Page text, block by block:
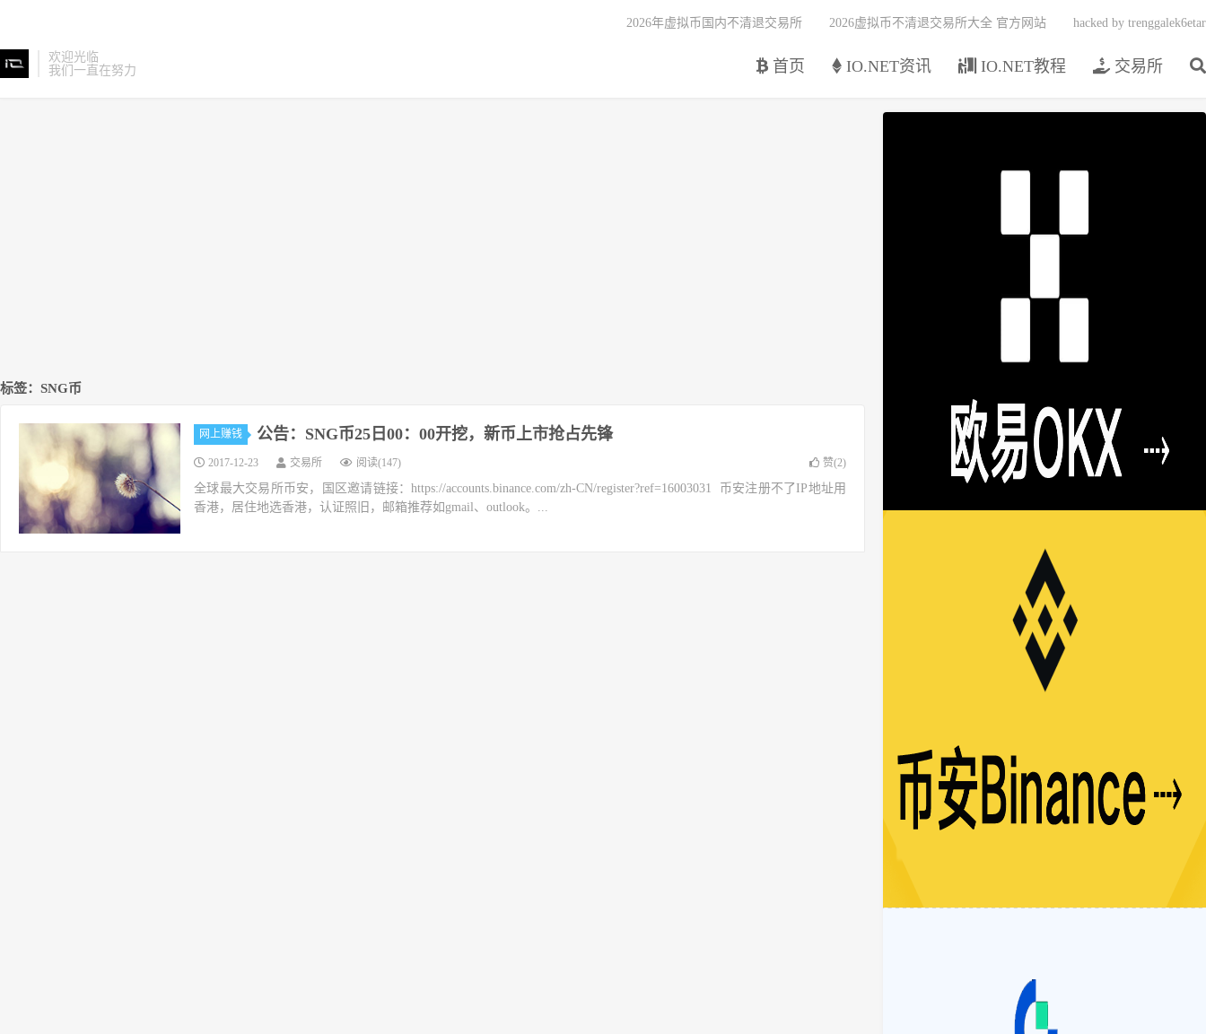
欢迎光临
我们一直在努力
首页 IO.NET资讯 IO.NET教程 交易所
2026年虚拟币国内不清退交易所 2026虚拟币不清退交易所大全 官方网站 hacked by trenggalek6etar
标签：SNG币
网上赚钱 公告：SNG币25日00：00开挖，新币上市抢占先锋
2017-12-23 交易所 阅读(147) 赞(2)
全球最大交易所币安，国区邀请链接：https://accounts.binance.com/zh-CN/register?ref=16003031 币安注册不了IP地址用
香港，居住地选香港，认证照旧，邮箱推荐如gmail、outlook。...